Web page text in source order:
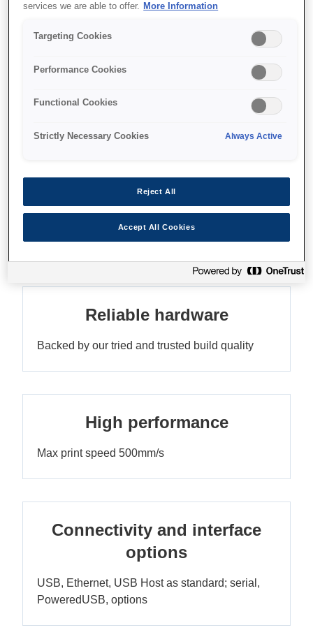
Backwards compatible
Eco-conscious
Функції
Reliable hardware
Backed by our tried and trusted build quality
High performance
Max print speed 500mm/s
Connectivity and interface
options
USB, Ethernet, USB Host as standard; serial,
PoweredUSB, options
services we are able to offer. More Information
Targeting Cookies
Performance Cookies
Functional Cookies
Strictly Necessary Cookies Always Active
Reject All
Accept All Cookies